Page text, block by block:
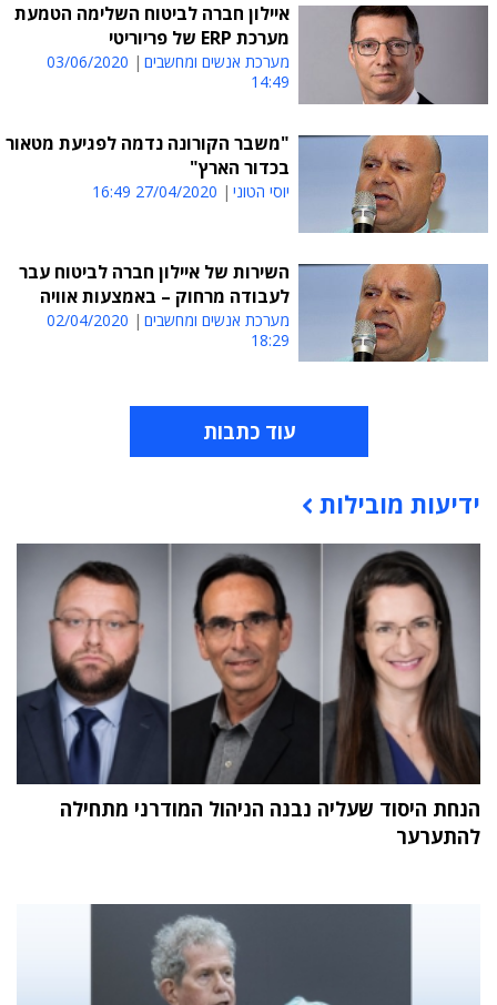
איילון חברה לביטוח השלימה הטמעת
מערכת ERP של פריוריטי
מערכת אנשים ומחשבים
03/06/2020
14:49
"משבר הקורונה נדמה לפגיעת מטאור
בכדור הארץ"
יוסי הטוני 27/04/2020 16:49
השירות של איילון חברה לביטוח עבר
לעבודה מרחוק – באמצעות אוויה
מערכת אנשים ומחשבים
02/04/2020
18:29
עוד כתבות
תוכן פרסומי
ידיעות מובילות
הנחת היסוד שעליה נבנה הניהול המודרני מתחילה
להתערער